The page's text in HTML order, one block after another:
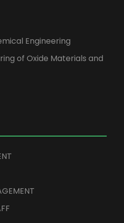
Engineering
of Oxide Materials and